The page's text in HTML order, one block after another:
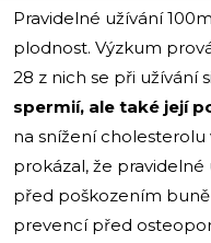
Pravidelné užívání
plodnost. Výzkum
28 z nich se při užívání
spermií, ale také její
na snížení cholesterolu
prokázal, že
před poškozením
prevencí před